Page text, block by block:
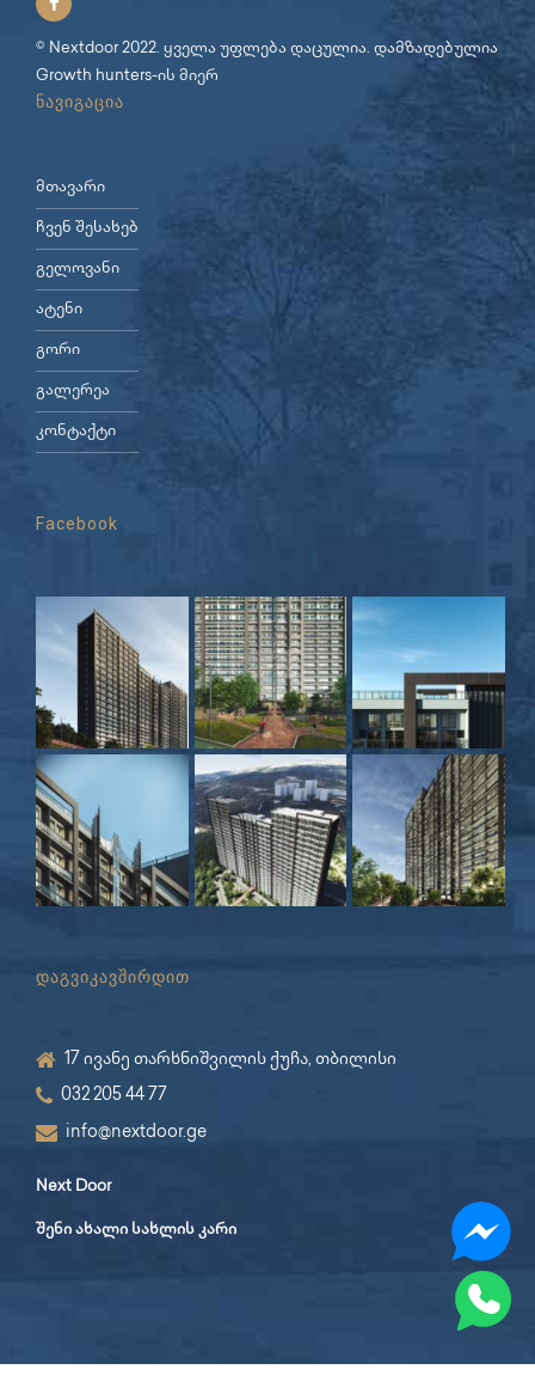
© Nextdoor 2022. ყველა უფლება დაცულია. დამზადებულია
Growth hunters-ის მიერ
ნავიგაცია
მთავარი
ჩვენ შესახებ
გელოვანი
ატენი
გორი
გალერეა
კონტაქტი
Facebook
დაგვიკავშირდით
17 ივანე თარხნიშვილის ქუჩა, თბილისი
032 205 44 77
info@nextdoor.ge
Next Door
შენი ახალი სახლის კარი